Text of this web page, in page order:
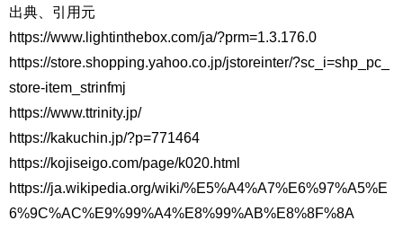
出典、引用元
https://www.lightinthebox.com/ja/?prm=1.3.176.0
https://store.shopping.yahoo.co.jp/jstoreinter/?sc_i=shp_pc_
store-item_strinfmj
https://www.ttrinity.jp/
https://kakuchin.jp/?p=771464
https://kojiseigo.com/page/k020.html
https://ja.wikipedia.org/wiki/%E5%A4%A7%E6%97%A5%E
6%9C%AC%E9%99%A4%E8%99%AB%E8%8F%8A